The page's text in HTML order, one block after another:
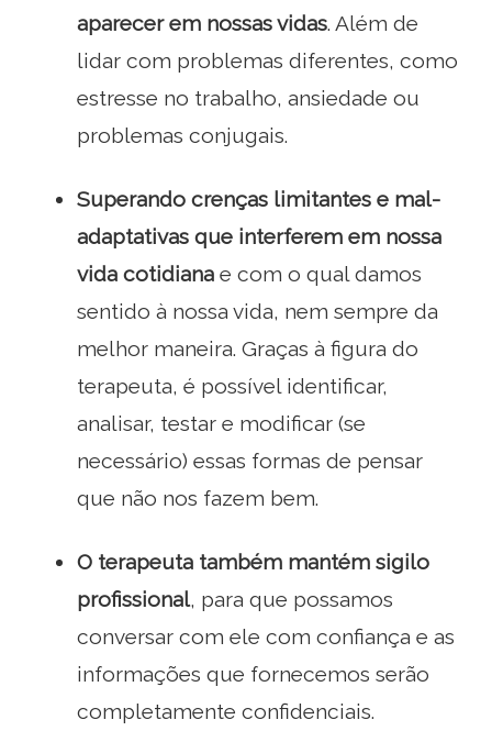
aparecer em nossas vidas. Além de
lidar com problemas diferentes, como
estresse no trabalho, ansiedade ou
problemas conjugais.
Superando crenças limitantes e mal-
adaptativas que interferem em nossa
vida cotidiana e com o qual damos
sentido à nossa vida, nem sempre da
melhor maneira. Graças à figura do
terapeuta, é possível identificar,
analisar, testar e modificar (se
necessário) essas formas de pensar
que não nos fazem bem.
O terapeuta também mantém sigilo
profissional, para que possamos
conversar com ele com confiança e as
informações que fornecemos serão
completamente confidenciais.